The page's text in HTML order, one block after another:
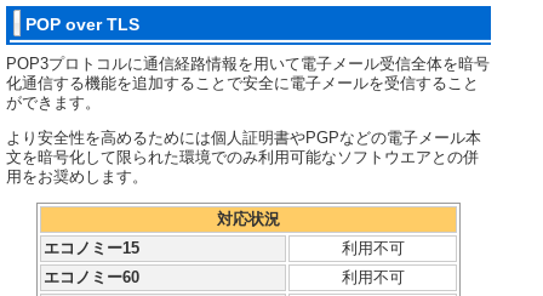
POP over TLS
POP3プロトコルに通信経路情報を用いて電子メール受信全体を暗号
化通信する機能を追加することで安全に電子メールを受信すること
ができます。
より安全性を高めるためには個人証明書やPGPなどの電子メール本
文を暗号化して限られた環境でのみ利用可能なソフトウエアとの併
用をお奨めします。
対応状況
エコノミー15
利用不可
エコノミー60
利用不可